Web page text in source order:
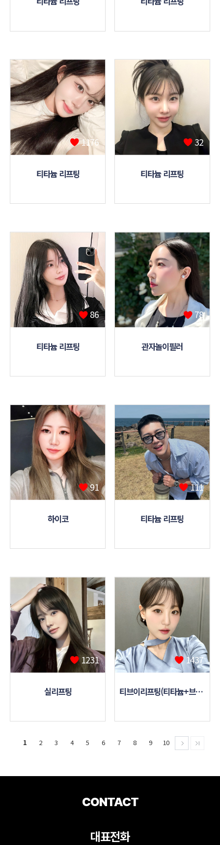
1176
티타늄 리프팅
32
티타늄 리프팅
86
티타늄 리프팅
78
관자놀이필러
91
하이코
111
티타늄 리프팅
1231
실리프팅
1437
티브이리프팅(티타늄+브이로)
1 2 3 4 5 6 7 8 9 10
CONTACT
대표전화